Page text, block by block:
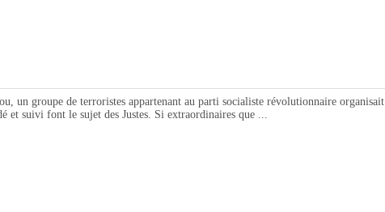
groupe de terroristes appartenant au parti socialiste révolutionnaire
et suivi font le sujet des Justes. Si extraordinaires que ...